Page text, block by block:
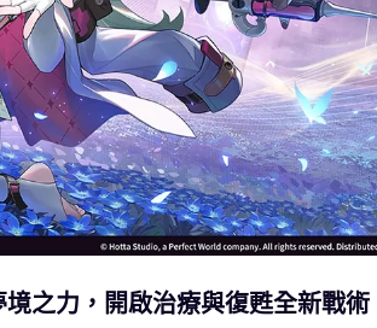
之力，開啟治療與復甦全新戰術